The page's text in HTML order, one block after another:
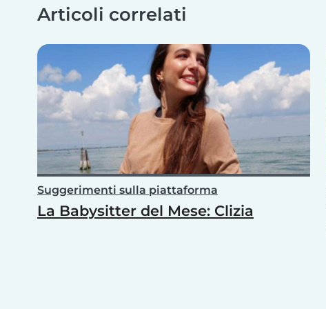
Articoli correlati
Suggerimenti sulla piattaforma
La Babysitter del Mese: Clizia